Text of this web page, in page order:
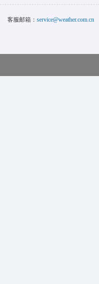
客服邮箱： service@weather.com.cn